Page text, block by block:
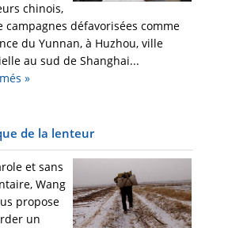
chinois,
campagnes défavorisées comme
du Yunnan, à Huzhou, ville
au sud de Shanghai...
»
de la lenteur
et sans
Wang
propose
un